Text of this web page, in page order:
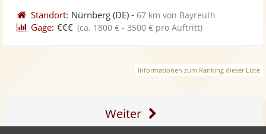
Standort: Nürnberg (DE) -67 km von Bayreuth
Gage: €€€ (ca. 1800 € - 3500 € pro Auftritt)
Informationen zum Ranking dieser Liste
Weiter